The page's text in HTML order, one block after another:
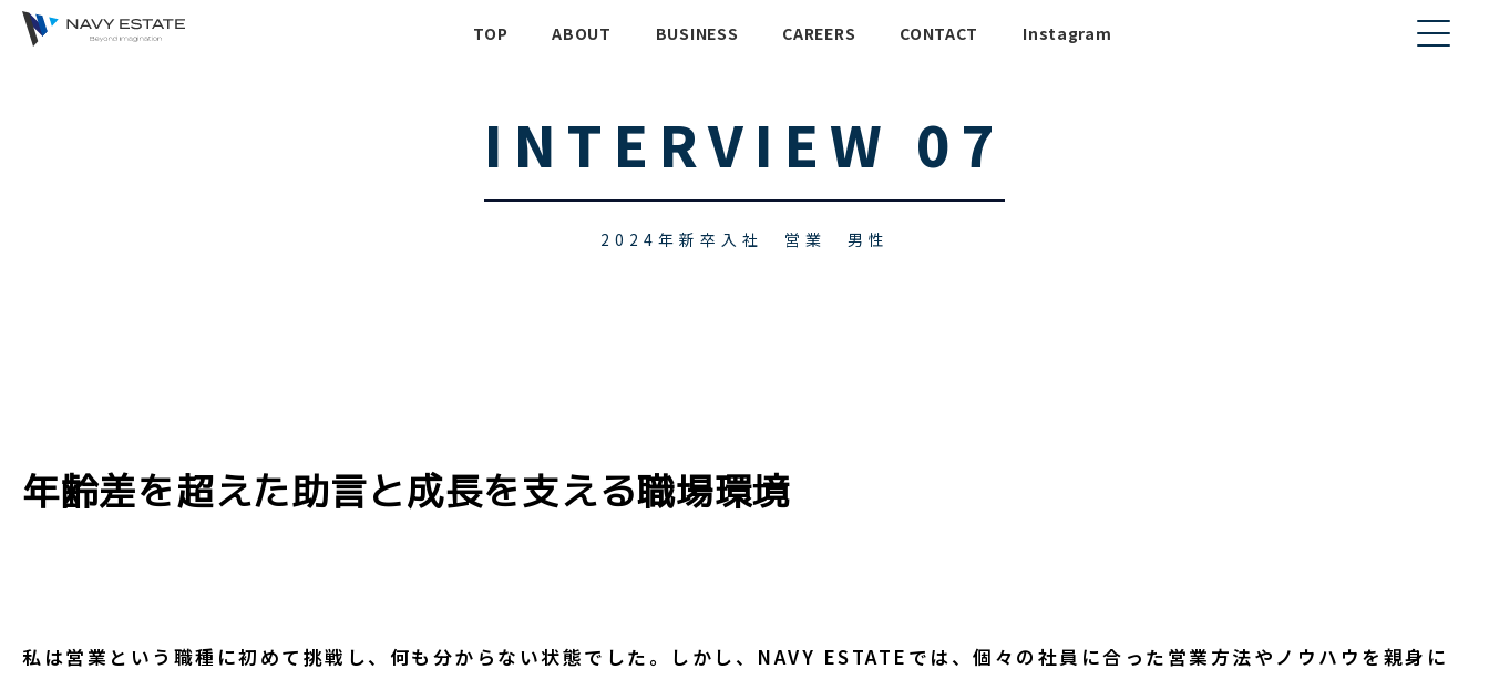
TOP ABOUT BUSINESS CAREERS CONTACT Instagram
INTERVIEW 07
2024年新卒入社 営業 男性
年齢差を超えた助言と成長を支える職場環境
私は営業という職種に初めて挑戦し、何も分からない状態でした。しかし、NAVY ESTATEでは、個々の社員に合った営業方法やノウハウを親身に